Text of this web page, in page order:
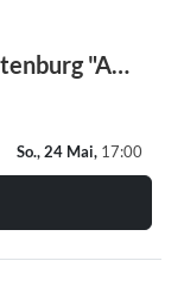
Schlössertage im Teehaus Altenburg "Aufgeführt!Fahrendes Volk und höfisches Theater"
So., 24 Mai, 17:00